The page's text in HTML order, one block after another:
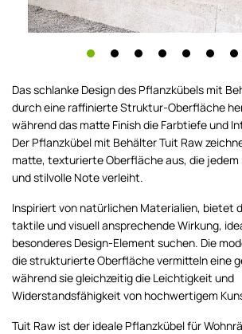
Das schlanke Design des Pflanzkübels mit
durch eine raffinierte Struktur-Oberfläche
während das matte Finish die Farbtiefe und
Der Pflanzkübel mit Behälter Tuit Raw
matte, texturierte Oberfläche aus, die jedem
und stilvolle Note verleiht.
Inspiriert von natürlichen Materialien, bietet
taktile und visuell ansprechende Wirkung,
besonderes Design-Element suchen. Die
die strukturierte Oberfläche vermitteln eine
während sie gleichzeitig die Leichtigkeit und
Widerstandsfähigkeit von hochwertigem
Tuit Raw ist der ideale Pflanzkübel für